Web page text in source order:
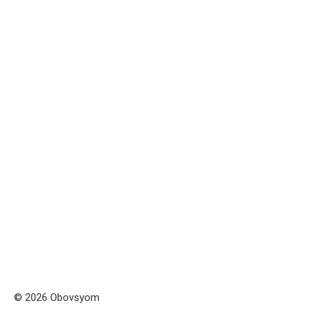
© 2026 Obovsyom